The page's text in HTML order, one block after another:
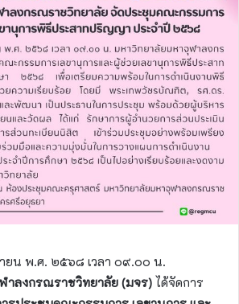
ยน พ.ศ. ๒๕๖๘ เวลา ๐๙.๐๐ น.
าลงกรณราชวิทยาลัย (มจร) ได้จัดการ